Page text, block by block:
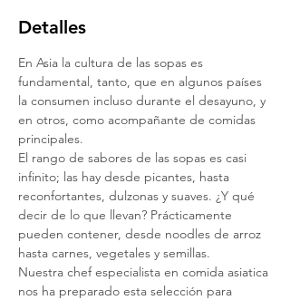
Detalles
En Asia la cultura de las sopas es
fundamental, tanto, que en algunos países
la consumen incluso durante el desayuno, y
en otros, como acompañante de comidas
principales.
El rango de sabores de las sopas es casi
infinito; las hay desde picantes, hasta
reconfortantes, dulzonas y suaves. ¿Y qué
decir de lo que llevan? Prácticamente
pueden contener, desde noodles de arroz
hasta carnes, vegetales y semillas.
Nuestra chef especialista en comida asiatica
nos ha preparado esta selección para